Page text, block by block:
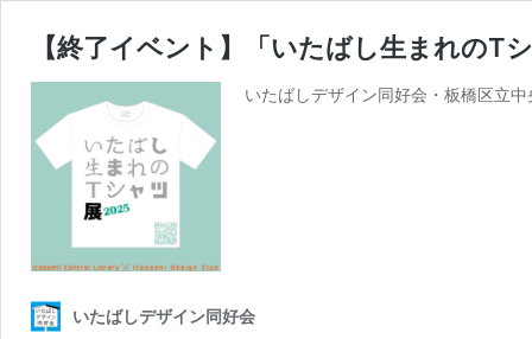
【終了イベント】「いたばし生まれのT
いたばしデザイン同好会・板橋区立
いたばしデザイン同好会